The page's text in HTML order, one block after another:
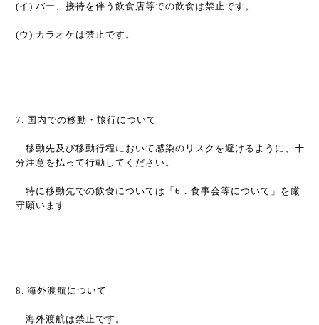
(イ ) バー、接待を伴う飲食店等での飲食は禁止です。
(ウ ) カラオケは禁止です。
7. 国内での移動・旅行について
移動先及び移動行程において感染のリスクを避けるように、十
分注意を払って行動してください。
特に移動先での飲食については「 6 ．食事会等について」を厳
守願います
8. 海外渡航について
海外渡航は禁止です。